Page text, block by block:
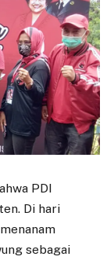
PDI
Di hari
sebagai